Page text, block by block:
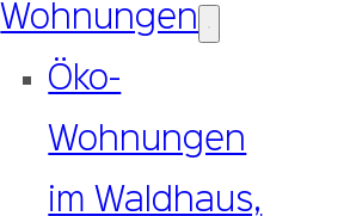
Wohnungen
Öko-
Wohnungen
im Waldhaus,